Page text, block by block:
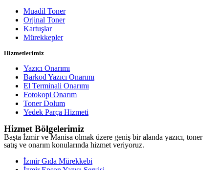
Muadil Toner
Orjinal Toner
Kartuşlar
Mürekkepler
Hizmetlerimiz
Yazıcı Onarımı
Barkod Yazıcı Onarımı
El Terminali Onarımı
Fotokopi Onarım
Toner Dolum
Yedek Parça Hizmeti
Hizmet Bölgelerimiz
Başta İzmir ve Manisa olmak üzere geniş bir alanda yazıcı, toner
satış ve onarım konularında hizmet veriyoruz.
İzmir Gıda Mürekkebi